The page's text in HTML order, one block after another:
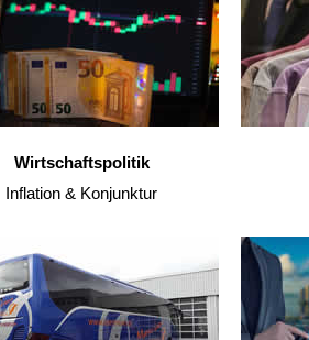
Wirtschaftspolitik
Inflation & Konjunktur